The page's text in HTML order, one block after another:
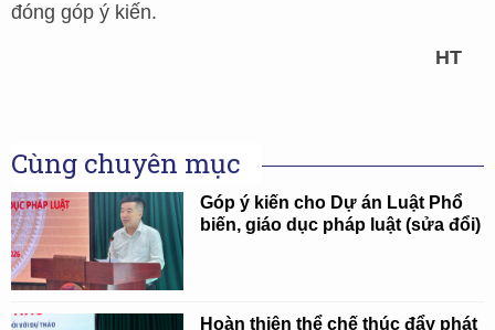
đóng góp ý kiến.
HT
Cùng chuyên mục
Góp ý kiến cho Dự án Luật Phổ
biến, giáo dục pháp luật (sửa đổi)
Hoàn thiện thể chế thúc đẩy phát